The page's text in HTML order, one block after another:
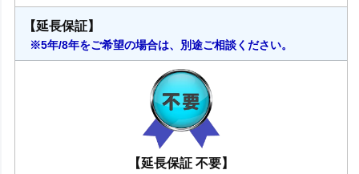
【延長保証】
※5年/8年をご希望の場合は、別途ご相談ください。
【延長保証 不要】